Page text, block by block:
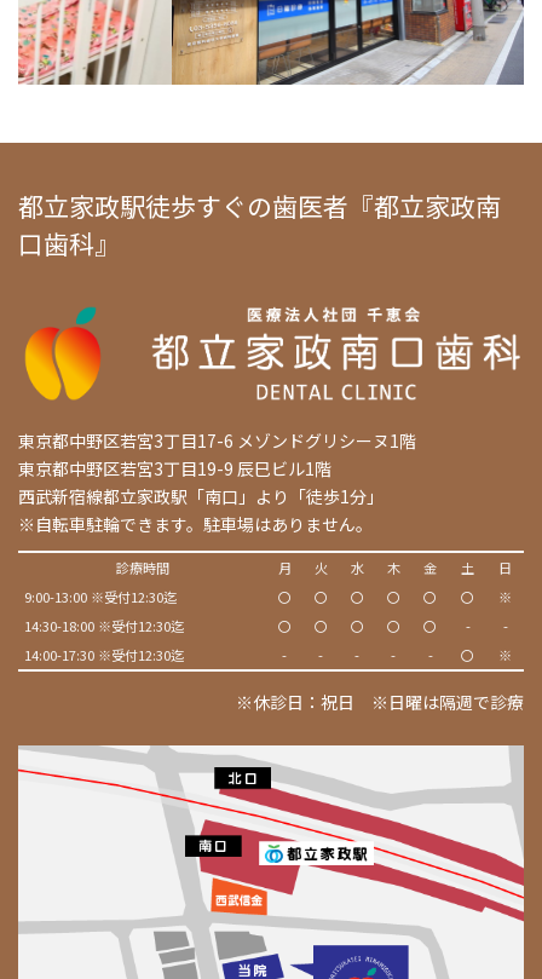
都立家政駅徒歩すぐの歯医者『都立家政南
口歯科』
東京都中野区若宮3丁目17-6 メゾンドグリシーヌ1階
東京都中野区若宮3丁目19-9 辰巳ビル1階
西武新宿線都立家政駅「南口」より「徒歩1分」
※自転車駐輪できます。駐車場はありません。
診療時間 月 火 水 木 金 土
日
9:00-13:00 ※受付12:30迄
〇 〇 〇 〇 〇 〇
※
14:30-18:00 ※受付12:30迄
〇 〇 〇 〇 〇 -
-
14:00-17:30 ※受付12:30迄
- - - - - 〇 ※
※休診日：祝日 ※日曜は隔週で診療